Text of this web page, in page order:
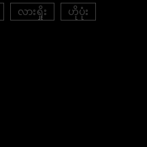
လားရှိုး ဟိုပုံး